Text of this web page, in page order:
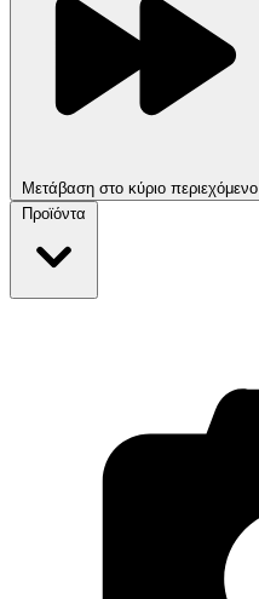
Μετάβαση στο κύριο περιεχόμενο
Προϊόντα